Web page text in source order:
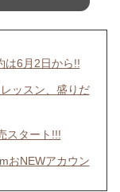
は6月2日から!!
ッスン、盛りだ
スタート!!!
おNEWアカウン